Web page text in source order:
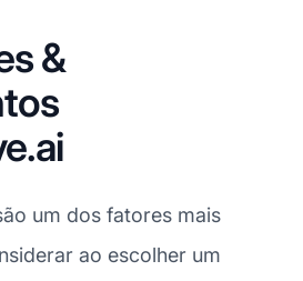
&
um dos fatores mais
ao escolher um